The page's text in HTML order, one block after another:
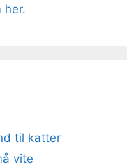
her.
til katter
vite